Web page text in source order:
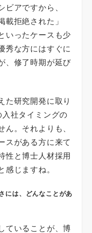
ビアですから、
載拒絶された」
いったケースも少
秀な方にはすぐに
、修了時期が延び
た研究開発に取り
社タイミングの
ん。それよりも、
スがある方に来て
性と博士人材採用
感じますね。
には、どんなことがあ
ていることが、博